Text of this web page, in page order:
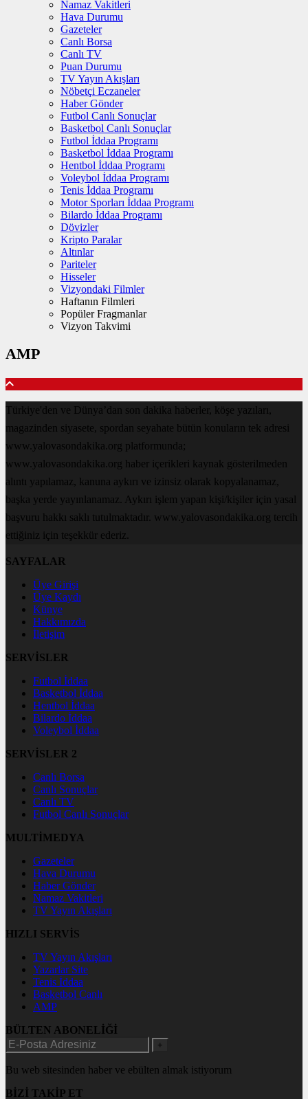
Namaz Vakitleri
Hava Durumu
Gazeteler
Canlı Borsa
Canlı TV
Puan Durumu
TV Yayın Akışları
Nöbetçi Eczaneler
Haber Gönder
Futbol Canlı Sonuçlar
Basketbol Canlı Sonuçlar
Futbol İddaa Programı
Basketbol İddaa Programı
Hentbol İddaa Programı
Voleybol İddaa Programı
Tenis İddaa Programı
Motor Sporları İddaa Programı
Bilardo İddaa Programı
Dövizler
Kripto Paralar
Altınlar
Pariteler
Hisseler
Vizyondaki Filmler
Haftanın Filmleri
Popüler Fragmanlar
Vizyon Takvimi
AMP
Türkiye'den ve Dünya’dan son dakika haberler, köşe yazıları,
magazinden siyasete, spordan seyahate bütün konuların tek adresi
www.yalovasondakika.org platformunda;
www.yalovasondakika.org haber içerikleri kaynak gösterilmeden
alıntı yapılamaz, kanuna aykırı ve izinsiz olarak kopyalanamaz,
başka yerde yayınlanamaz. Aykırı işlem yapan kişi/kişiler için yasal
başvuru hakkı saklı tutulmaktadır. www.yalovasondakika.org tercih
ettiğiniz için teşekkür ederiz.
SAYFALAR
Üye Girişi
Üye Kaydı
Künye
Hakkımızda
İletişim
SERVİSLER
Futbol İddaa
Basketbol İddaa
Hentbol İddaa
Bilardo İddaa
Voleybol İddaa
SERVİSLER 2
Canlı Borsa
Canlı Sonuçlar
Canlı TV
Futbol Canlı Sonuçlar
MULTİMEDYA
Gazeteler
Hava Durumu
Haber Gönder
Namaz Vakitleri
TV Yayın Akışları
HIZLI SERVİS
TV Yayın Akışları
Yazarlar Site
Tenis İddaa
Basketbol Canlı
AMP
BÜLTEN ABONELİĞİ
+
Bu web sitesinden haber ve ebülten almak istiyorum
BİZİ TAKİP ET